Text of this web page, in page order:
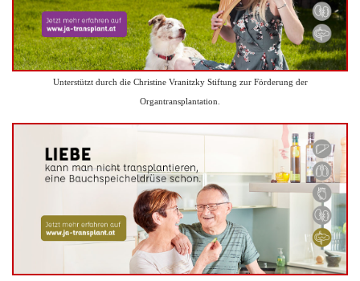
Unterstützt durch die Christine Vranitzky Stiftung zur Förderung der
Organtransplantation.